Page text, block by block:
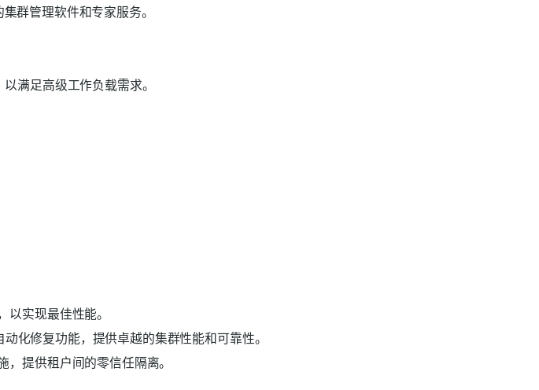
群管理软件和专家服务。
满足高级工作负载需求。
实现最佳性能。
化修复功能，提供卓越的集群性能和可靠性。
提供租户间的零信任隔离。